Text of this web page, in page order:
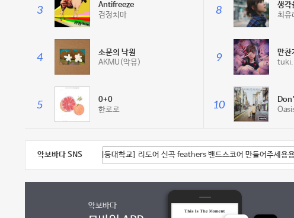
3
Antifreeze
검정치마
4
소문의 낙원
AKMU(악뮤)
5
0+0
한로로
8
생각
최유
9
만찬
tuki.
10
악보바다 SNS